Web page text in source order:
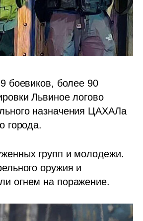
боевиков, более 90
Львиное логово
назначения ЦАХАЛа
города.
групп и молодежи.
оружия и
огнем на поражение.